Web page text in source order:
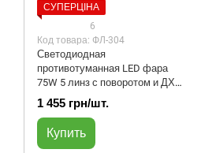
СУПЕРЦІНА
6
Код товара: ФЛ-304
Светодиодная
противотуманная LED фара
75W 5 линз с поворотом и ДХВ |
ФЛ-304
1 455 грн/шт.
Купить